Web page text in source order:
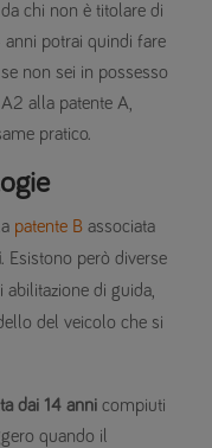
chi non è titolare di
potrai quindi fare
non sei in possesso
alla patente A,
pratico.
patente B associata
. Esistono però diverse
di guida,
del veicolo che si
dai 14 anni compiuti
quando il